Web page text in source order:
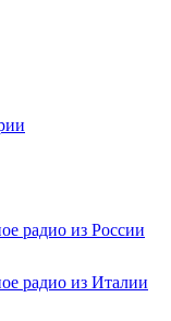
радио из России
радио из Италии